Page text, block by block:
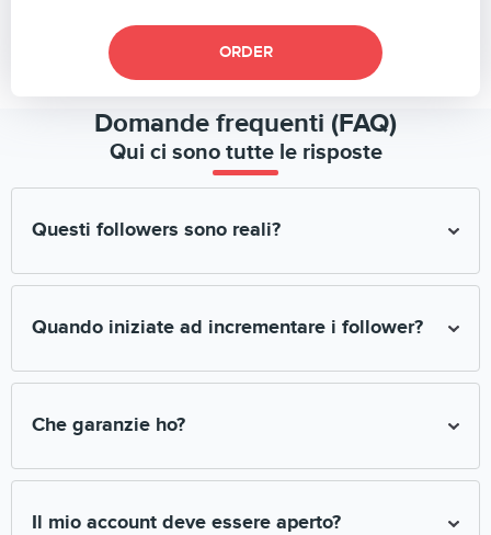
ORDER
Domande frequenti (FAQ)
Qui ci sono tutte le risposte
Questi followers sono reali?
Attiriamo solo iscritti reali e di qualità online.
Quando iniziate ad incrementare i follower?
Tutto dipende dal carico. Il vostro ordine di iscritti o mi piace
siano dei ritardi di qualche ora.
Che garanzie ho?
Tutti i pagamenti passano attraverso il sistema SafeCharge.
riceverete uno scontrino elettronico, che ci obbliga ad
Il mio account deve essere aperto?